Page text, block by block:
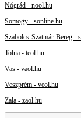
Nógrád - nool.hu
Somogy - sonline.hu
Szabolcs-Szatmár-Bereg -
Tolna - teol.hu
Vas - vaol.hu
Veszprém - veol.hu
Zala - zaol.hu